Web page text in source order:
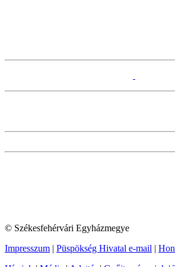
© Székesfehérvári Egyházmegye
Impresszum | Püspökség Hivatal e-mail |